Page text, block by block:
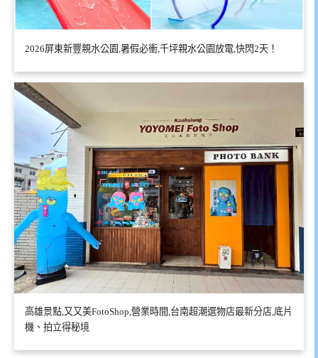
2026屏東新豐親水公園,暑假必衝,千坪親水公園放電,快閃2天！
高雄景點,又又美FotoShop,營業時間,台南超潮選物店最新分店,底片
機、拍立得秘境